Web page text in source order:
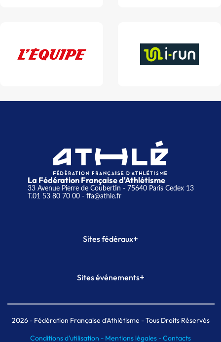
La Fédération Française d'Athlétisme
33 Avenue Pierre de Coubertin - 75640 Paris Cedex 13
T.01 53 80 70 00- ffa@athle.fr
Sites fédéraux+
Plateforme Formation
Sites événements+
Meeting de Paris indoor
MAIF Ekiden de Paris
2026- Fédération Française d'Athlétisme - Tous Droits Réservés
Conditions d'utilisation - Mentions légales -Contacts